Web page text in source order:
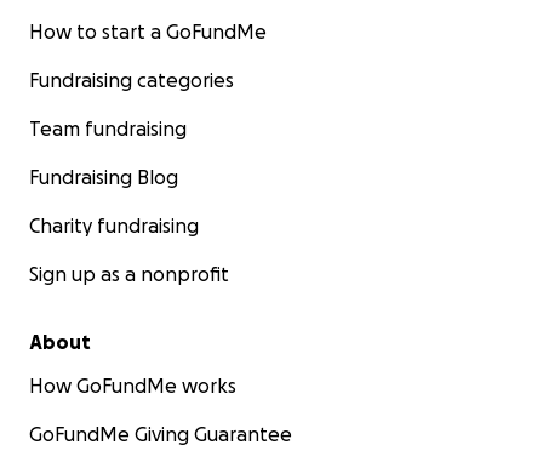
How to start a GoFundMe
Fundraising categories
Team fundraising
Fundraising Blog
Charity fundraising
Sign up as a nonprofit
About
How GoFundMe works
GoFundMe Giving Guarantee